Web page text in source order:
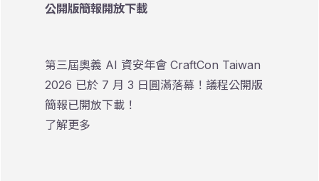
公開版簡報開放下載
第三屆奧義 AI 資安年會 CraftCon Taiwan
2026 已於 7 月 3 日圓滿落幕！議程公開版
簡報已開放下載！
了解更多